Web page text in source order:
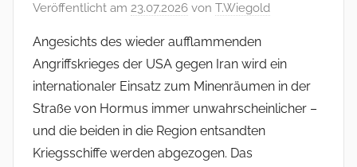
Veröffentlicht am 23.07.2026 von T.Wiegold
Angesichts des wieder aufflammenden
Angriffskrieges der USA gegen Iran wird ein
internationaler Einsatz zum Minenräumen in der
Straße von Hormus immer unwahrscheinlicher –
und die beiden in die Region entsandten
Kriegsschiffe werden abgezogen. Das